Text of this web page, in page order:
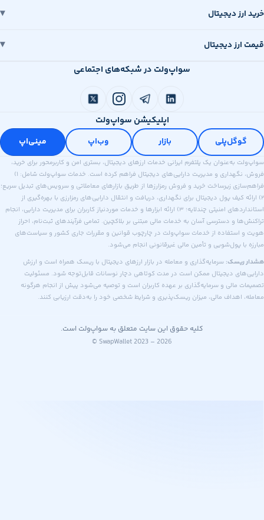
دیجیتال
دیجیتال
سواپ‌ولت در شبکه‌های اجتماعی
اپلیکیشن سواپ‌ولت
وب‌اپ مینی‌اپ
به‌عنوان یک پلتفرم ایرانی خدمات ارزهای دیجیتال، بستری امن و کاربرمحور برای خرید،
فروش، نگهداری و مدیریت دارایی‌های دیجیتال فراهم کرده است. خدمات سواپ‌ولت شامل: ۱)
زیرساخت خرید و فروش رمزارزها از طریق بازارهای معاملاتی و سرویس‌های تبدیل سریع؛
کیف پول دیجیتال برای نگهداری، دریافت و انتقال دارایی‌های رمزارزی با بهره‌گیری از
استانداردهای امنیتی چندلایه؛ ۳) ارائه ابزارها و خدمات موردنیاز کاربران برای مدیریت دارایی، انجام
و دسترسی آسان به خدمات مالی مبتنی بر بلاکچین. تمامی فرآیندهای ثبت‌نام، احراز
از خدمات سواپ‌ولت در چارچوب قوانین و مقررات جاری کشور و سیاست‌های
پول‌شویی و تأمین مالی غیرقانونی انجام می‌شود.
سرمایه‌گذاری و معامله در بازار ارزهای دیجیتال با ریسک همراه است و ارزش
دیجیتال ممکن است در مدت کوتاهی دچار نوسانات قابل‌توجه شود. مسئولیت
مالی و سرمایه‌گذاری بر عهده کاربران است و توصیه می‌شود پیش از انجام هرگونه
اهداف مالی، میزان ریسک‌پذیری و شرایط شخصی خود را به‌دقت ارزیابی کنند.
کلیه حقوق این سایت متعلق به سواپ‌ولت است.
© SwapWallet 2023 – 2026